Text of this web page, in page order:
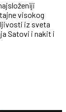
visokog
iz sveta
Satovi i nakit i